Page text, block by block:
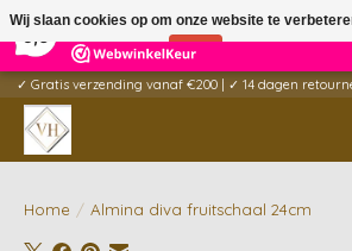
5 Reviews
✓ Gratis verzending vanaf €200 | ✓ 14 dagen
Home / Almina diva fruitschaal 24cm
Wij slaan cookies op om onze website te
Nee